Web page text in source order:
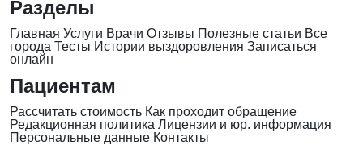
Разделы
Главная Услуги Врачи Отзывы Полезные статьи Все
города Тесты Истории выздоровления Записаться
онлайн
Пациентам
Рассчитать стоимость Как проходит обращение
Редакционная политика Лицензии и юр. информация
Персональные данные Контакты